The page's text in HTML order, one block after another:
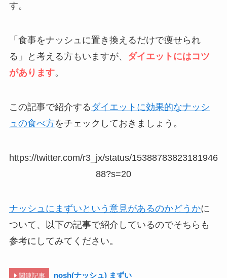
す。
「食事をナッシュに置き換えるだけで痩せられ
る」と考える方もいますが、 ダイエットにはコツ
があります。
この記事で紹介する ダイエットに効果的なナッシ
ュの食べ方をチェックしておきましょう。
https://twitter.com/r3_jx/status/15388783823181946
88?s=20
ナッシュにまずいという意見があるのかどうかに
ついて、以下の記事で紹介しているのでそちらも
参考にしてみてください。
関連記事 nosh(ナッシュ) まずい